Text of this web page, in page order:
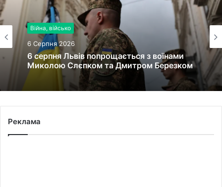
Війна, військо
6 Серпня 2026
6 серпня Львів попрощається з воїнами
Миколою Слєпком та Дмитром Березком
Реклама